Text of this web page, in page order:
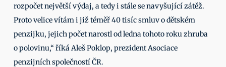
rozpočet největší výdaj, a tedy i stále se navyšující zátěž.
Proto velice vítám i již téměř 40 tisíc smluv o dětském
penzijku, jejich počet narostl od ledna tohoto roku zhruba
o polovinu,“ říká Aleš Poklop, prezident Asociace
penzijních společností ČR.